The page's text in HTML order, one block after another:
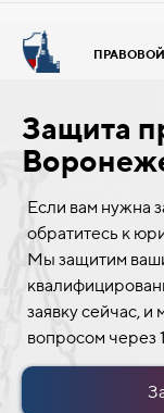
Защита
Если вам нужна
обратитесь к
Мы защитим
заявку сейчас,
вопросом через